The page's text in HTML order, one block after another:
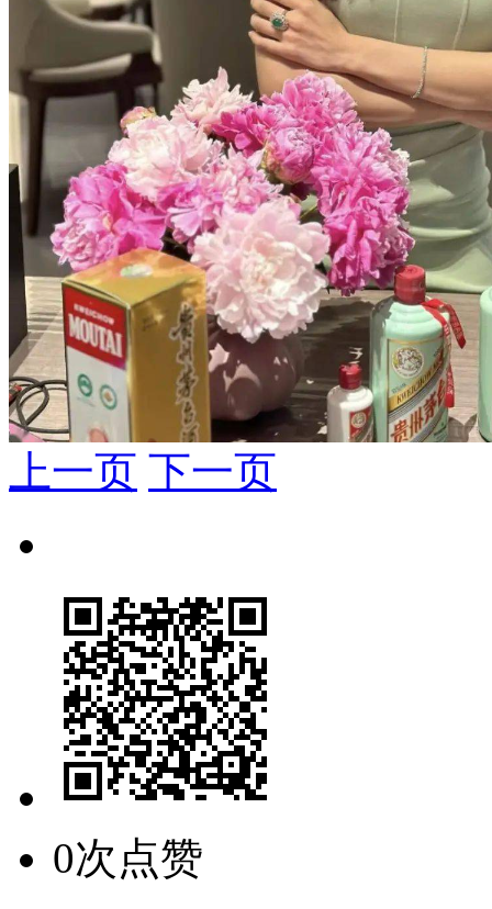
上一页 下一页
0次点赞